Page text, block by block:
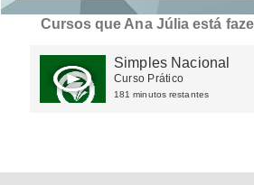
Cursos que Ana Júlia está
Simples Nacional
Curso Prático
181 minutos restantes